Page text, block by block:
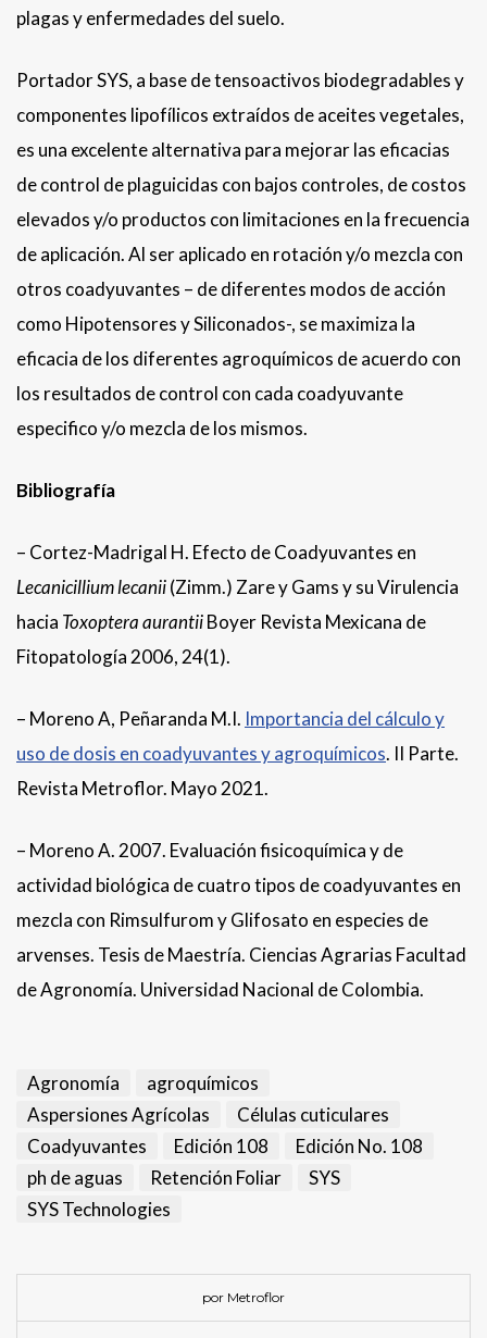
plagas y enfermedades del suelo.
Portador SYS, a base de tensoactivos biodegradables y
componentes lipofílicos extraídos de aceites vegetales,
es una excelente alternativa para mejorar las eficacias
de control de plaguicidas con bajos controles, de costos
elevados y/o productos con limitaciones en la frecuencia
de aplicación. Al ser aplicado en rotación y/o mezcla con
otros coadyuvantes – de diferentes modos de acción
como Hipotensores y Siliconados-, se maximiza la
eficacia de los diferentes agroquímicos de acuerdo con
los resultados de control con cada coadyuvante
especifico y/o mezcla de los mismos.
Bibliografía
– Cortez-Madrigal H. Efecto de Coadyuvantes en
Lecanicillium lecanii(Zimm.) Zare y Gams y su Virulencia
hacia Toxoptera aurantiiBoyer Revista Mexicana de
Fitopatología 2006, 24(1).
– Moreno A, Peñaranda M.I. Importancia del cálculo y
uso de dosis en coadyuvantes y agroquímicos. II Parte.
Revista Metroflor. Mayo 2021.
– Moreno A. 2007. Evaluación fisicoquímica y de
actividad biológica de cuatro tipos de coadyuvantes en
mezcla con Rimsulfurom y Glifosato en especies de
arvenses. Tesis de Maestría. Ciencias Agrarias Facultad
de Agronomía. Universidad Nacional de Colombia.
Agronomía
agroquímicos
Aspersiones Agrícolas
Células cuticulares
Coadyuvantes
Edición 108
Edición No. 108
ph de aguas
Retención Foliar
SYS
SYS Technologies
por Metroflor